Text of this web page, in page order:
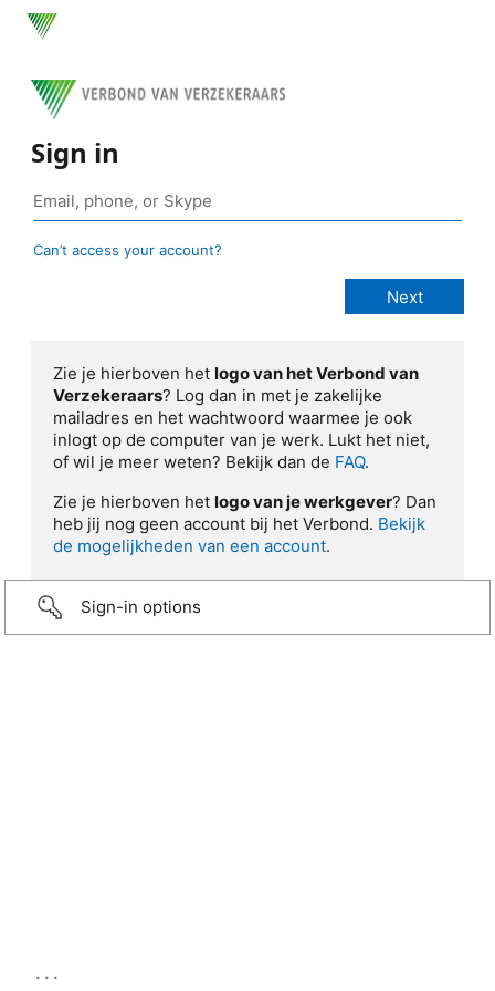
Sign in
Can’t access your account?
Zie je hierboven het logo van het Verbond van
Verzekeraars? Log dan in met je zakelijke
mailadres en het wachtwoord waarmee je ook
inlogt op de computer van je werk. Lukt het niet,
of wil je meer weten? Bekijk dan de FAQ.
Zie je hierboven het logo van je werkgever? Dan
heb jij nog geen account bij het Verbond. Bekijk
de mogelijkheden van een account.
Sign-in options
...